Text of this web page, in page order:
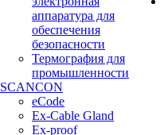
аппаратура для
обеспечения
безопасности
Термография для
промышленности
SCANCON
eCode
Ex-Cable Gland
Ex-proof